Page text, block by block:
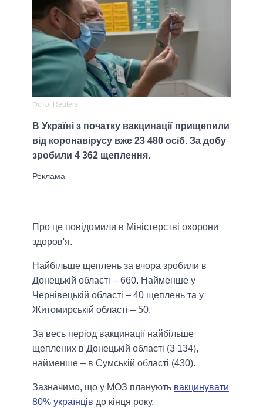
Фото: Reuters
В Україні з початку вакцинації прищепили
від коронавірусу вже 23 480 осіб. За добу
зробили 4 362 щеплення.
Про це повідомили в Міністерстві охорони
здоров'я.
Найбільше щеплень за вчора зробили в
Донецькій області – 660. Найменше у
Чернівецькій області – 40 щеплень та у
Житомирській області – 50.
За весь період вакцинації найбільше
щеплених в Донецькій області (3 134),
найменше – в Сумській області (430).
Зазначимо, що у МОЗ планують вакцинувати
80% українців до кінця року.